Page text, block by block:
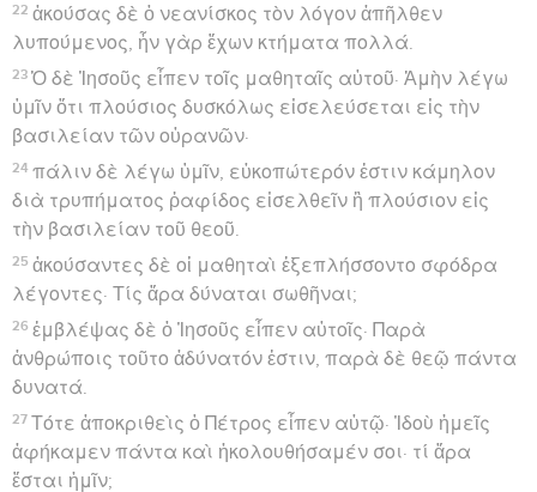
22 ἀκούσας δὲ ὁ νεανίσκος τὸν λόγον ἀπῆλθεν
λυπούμενος, ἦν γὰρ ἔχων κτήματα πολλά.
23 Ὁ δὲ Ἰησοῦς εἶπεν τοῖς μαθηταῖς αὐτοῦ· Ἀμὴν λέγω
ὑμῖν ὅτι πλούσιος δυσκόλως εἰσελεύσεται εἰς τὴν
βασιλείαν τῶν οὐρανῶν·
24 πάλιν δὲ λέγω ὑμῖν, εὐκοπώτερόν ἐστιν κάμηλον
διὰ τρυπήματος ῥαφίδος εἰσελθεῖν ἢ πλούσιον εἰς
τὴν βασιλείαν τοῦ θεοῦ.
25 ἀκούσαντες δὲ οἱ μαθηταὶ ἐξεπλήσσοντο σφόδρα
λέγοντες· Τίς ἄρα δύναται σωθῆναι;
26 ἐμβλέψας δὲ ὁ Ἰησοῦς εἶπεν αὐτοῖς· Παρὰ
ἀνθρώποις τοῦτο ἀδύνατόν ἐστιν, παρὰ δὲ θεῷ πάντα
δυνατά.
27 Τότε ἀποκριθεὶς ὁ Πέτρος εἶπεν αὐτῷ· Ἰδοὺ ἡμεῖς
ἀφήκαμεν πάντα καὶ ἠκολουθήσαμέν σοι· τί ἄρα
ἔσται ἡμῖν;